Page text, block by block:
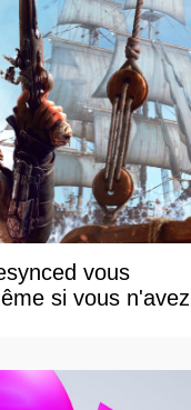
vous
si vous n'avez